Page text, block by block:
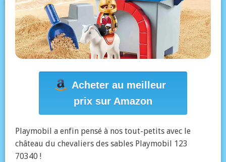
Acheter au meilleur
prix sur Amazon
Playmobil a enfin pensé à nos tout-petits avec le
château du chevaliers des sables Playmobil 123
70340 !